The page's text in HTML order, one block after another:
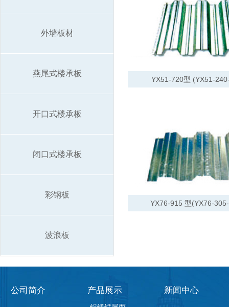
外墙板材
燕尾式楼承板
开口式楼承板
闭口式楼承板
彩钢板
波浪板
YX51-720型 (YX51-
YX76-915 型(YX76-
公司简介 产品展示 新闻中心